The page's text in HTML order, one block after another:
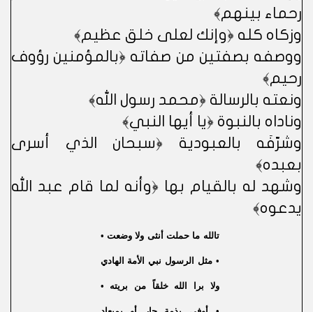
رحماء بينهم﴾
وزكاه كله ﴿وإنك لعلى خلق عظيم﴾
ووصفه بصفتين من صفاته ﴿بالمؤمنين رؤوف
رحيم﴾
ونعته بالرسالة ﴿محمد رسول الله﴾
وناداه بالنبوة ﴿يا أيها النبي﴾
وشرّفَه بالعبودية ﴿سبحان الذي أسرى
بعبده﴾
وشهد له بالقيام بها ﴿وأنه لما قام عبد الله
يدعوه﴾
تالله ما حملت أنثى ولا وضعت •
• مثل الرسول نبي الأمة الهادي
ولا برا الله خلقاً من بريته •